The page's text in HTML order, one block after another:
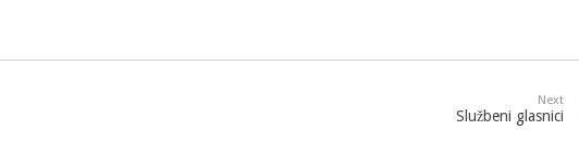
Next
Službeni glasnici